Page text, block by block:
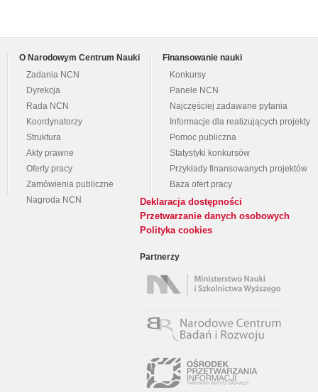
O Narodowym Centrum Nauki
Zadania NCN
Dyrekcja
Rada NCN
Koordynatorzy
Struktura
Akty prawne
Oferty pracy
Zamówienia publiczne
Nagroda NCN
Finansowanie nauki
Konkursy
Panele NCN
Najczęściej zadawane pytania
Informacje dla realizujących projekty
Pomoc publiczna
Statystyki konkursów
Przykłady finansowanych projektów
Baza ofert pracy
Deklaracja dostępności
Przetwarzanie danych osobowych
Polityka cookies
Partnerzy